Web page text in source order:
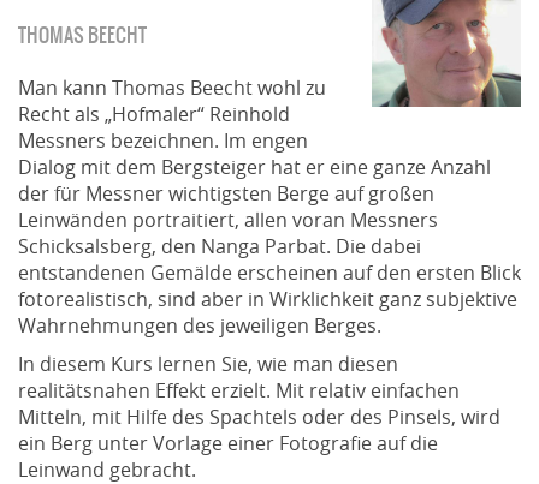
THOMAS BEECHT
Man kann Thomas Beecht wohl zu
Recht als „Hofmaler“ Reinhold
Messners bezeichnen. Im engen
Dialog mit dem Bergsteiger hat er eine ganze Anzahl
der für Messner wichtigsten Berge auf großen
Leinwänden portraitiert, allen voran Messners
Schicksalsberg, den Nanga Parbat. Die dabei
entstandenen Gemälde erscheinen auf den ersten Blick
fotorealistisch, sind aber in Wirklichkeit ganz subjektive
Wahrnehmungen des jeweiligen Berges.
In diesem Kurs lernen Sie, wie man diesen
realitätsnahen Effekt erzielt. Mit relativ einfachen
Mitteln, mit Hilfe des Spachtels oder des Pinsels, wird
ein Berg unter Vorlage einer Fotografie auf die
Leinwand gebracht.